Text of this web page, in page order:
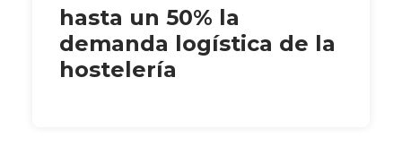
hasta un 50% la
demanda logística de la
hostelería